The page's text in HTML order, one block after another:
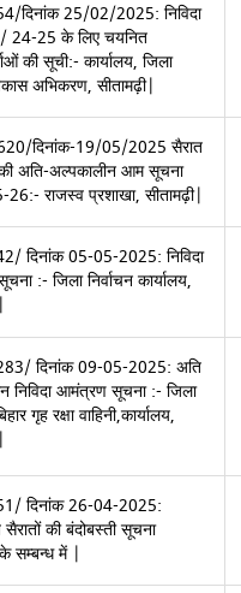
दिनांक 25/02/2025: निविदा
24-25 के लिए चयनित
की सूची:- कार्यालय, जिला
अभिकरण, सीतामढ़ी|
दिनांक-19/05/2025 सैरात
की अति-अल्पकालीन आम सूचना
26:- राजस्व प्रशाखा, सीतामढ़ी|
दिनांक 05-05-2025: निविदा
:- जिला निर्वाचन कार्यालय,
दिनांक 09-05-2025: अति
निविदा आमंत्रण सूचना :- जिला
गृह रक्षा वाहिनी,कार्यालय,
दिनांक 26-04-2025:
की बंदोबस्ती सूचना
सम्बन्ध में |